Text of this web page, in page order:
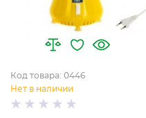
Код товара: 0446
Нет в наличии